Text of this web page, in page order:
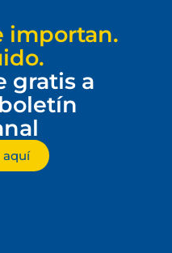
importan.
gratis a
aquí